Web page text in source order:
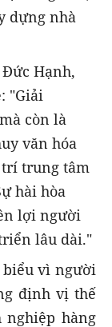
dựng nhà
Hạnh,
"Giải
còn là
văn hóa
trung tâm
hài hòa
lợi người
lâu dài."
vì người
định vị thế
nghiệp hàng